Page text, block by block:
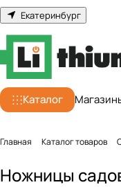
Екатеринбург
Каталог
Главная Каталог товаров
Ножницы